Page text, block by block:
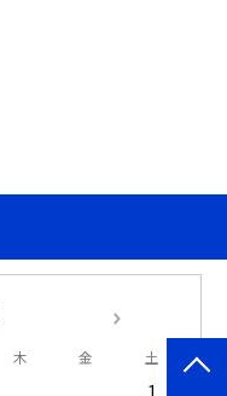
木 金 土
1